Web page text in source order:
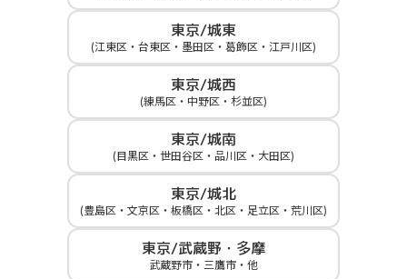
東京/城東
(江東区・台東区・墨田区・葛飾区・江戸川区)
東京/城西
(練馬区・中野区・杉並区)
東京/城南
(目黒区・世田谷区・品川区・大田区)
東京/城北
(豊島区・文京区・板橋区・北区・足立区・荒川区)
東京/武蔵野・多摩
武蔵野市・三鷹市・他